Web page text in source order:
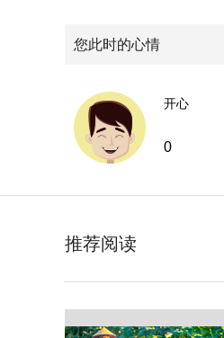
您此时的心情
开心
0
推荐阅读